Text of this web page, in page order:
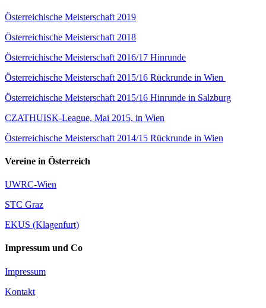
Österreichische Meisterschaft 2019
Österreichische Meisterschaft 2018
Österreichische Meisterschaft 2016/17 Hinrunde
Österreichische Meisterschaft 2015/16 Rückrunde in Wien
Österreichische Meisterschaft 2015/16 Hinrunde in Salzburg
CZATHUISK-League, Mai 2015, in Wien
Österreichische Meisterschaft 2014/15 Rückrunde in Wien
Vereine in Österreich
UWRC-Wien
STC Graz
EKUS (Klagenfurt)
Impressum und Co
Impressum
Kontakt